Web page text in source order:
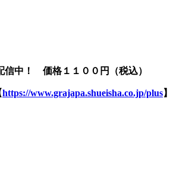
信中！ 価格１１００円（税込）
https://www.grajapa.shueisha.co.jp/plus】